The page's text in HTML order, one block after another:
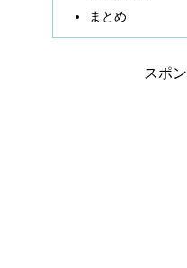
まとめ
スポ